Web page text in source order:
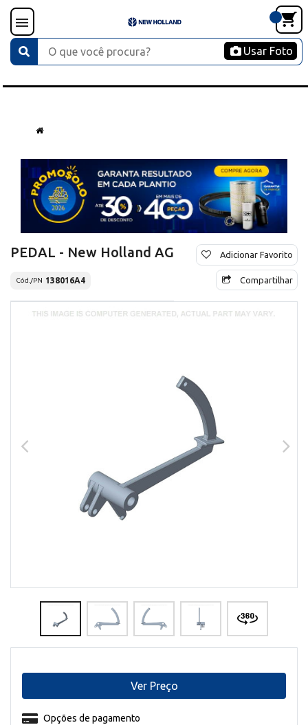
Usar Foto
PEDAL - New Holland AG
Cód./PN 138016A4
Adicionar Favorito
Compartilhar
Opções de pagamento
Ver Preço